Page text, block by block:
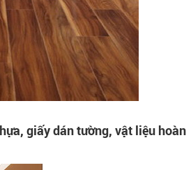
giấy dán tường, vật liệu hoàn